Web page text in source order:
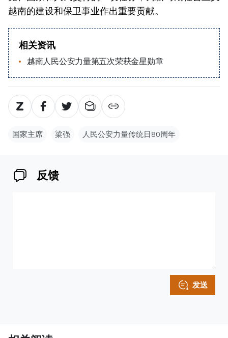
越南的建设和保卫事业作出重要贡献。
相关资讯
越南人民公安力量第五次荣获金星勋章
国家主席 梁强 人民公安力量传统日80周年
反馈
发送